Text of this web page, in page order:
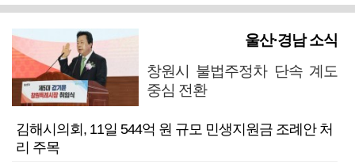
울산·경남 소식
창원시 불법주정차 단속 계도
중심 전환
김해시의회, 11일 544억 원 규모 민생지원금 조례안 처
리 주목